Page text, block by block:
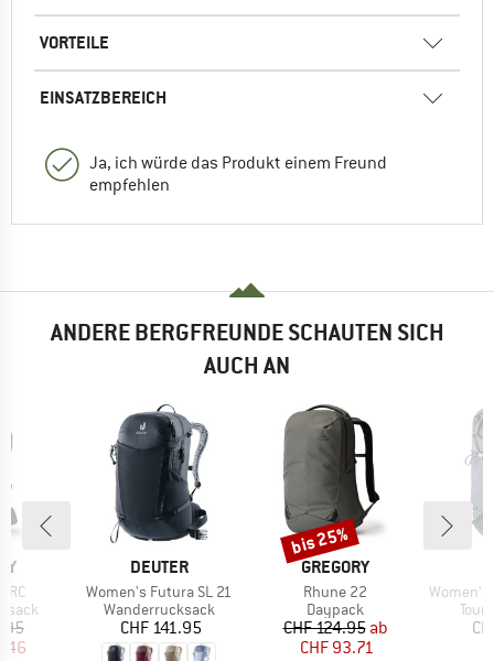
VORTEILE
EINSATZBEREICH
Ja, ich würde das Produkt einem Freund
empfehlen
ANDERE BERGFREUNDE SCHAUTEN SICH
AUCH AN
RC
Preis
MARKE
DEUTER
Artikel
Women's Futura SL 21
Produktgruppe
Wanderrucksack
Preis
CHF 141.95
MARKE
GREGORY
Artikel
Rhune 22
Produktgruppe
Daypack
Preis
CHF 124.95reduzierter Preis
ab
CHF 93.71
Rabatt
bis 25%
Artikel
Women's